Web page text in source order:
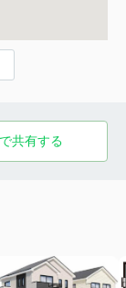
共有する